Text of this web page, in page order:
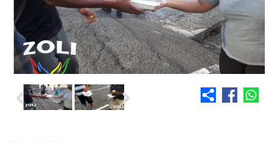
images
gallery